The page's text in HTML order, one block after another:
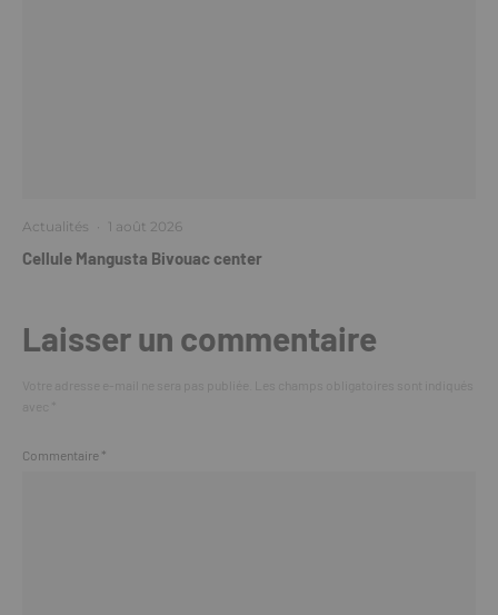
Actualités · 1 août 2026
Cellule Mangusta Bivouac center
Laisser un commentaire
Commentaire *